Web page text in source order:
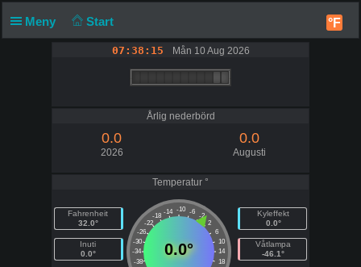
Meny Start °F
07:38:15 Mån 10 Aug 2026
Årlig nederbörd
0.0
2026
0.0
Augusti
Temperatur °
Fahrenheit
32.0°
Inuti
0.0°
-10
-14 -6
-18
-2
-22
2
-26
6
-30
10
-34
14
-38
18
0.0°
Kyleffekt
0.0°
Våtlampa
-46.1°